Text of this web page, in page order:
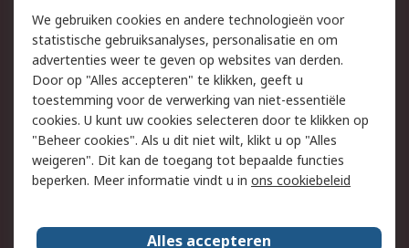
Track & Trace
Wettelijk
Cookiebeleid
Email veiligheid
Privacybeleid -
Bijgewerkt
Websitevoorwaarden
Algemene
verkoopvoorwaarden
Over RS
We gebruiken cookies en andere technologieën voor
statistische gebruiksanalyses, personalisatie en om
advertenties weer te geven op websites van derden.
Door op "Alles accepteren" te klikken, geeft u
toestemming voor de verwerking van niet-essentiële
cookies. U kunt uw cookies selecteren door te klikken op
"Beheer cookies". Als u dit niet wilt, klikt u op "Alles
weigeren". Dit kan de toegang tot bepaalde functies
beperken. Meer informatie vindt u in ons cookiebeleid
Alles accepteren